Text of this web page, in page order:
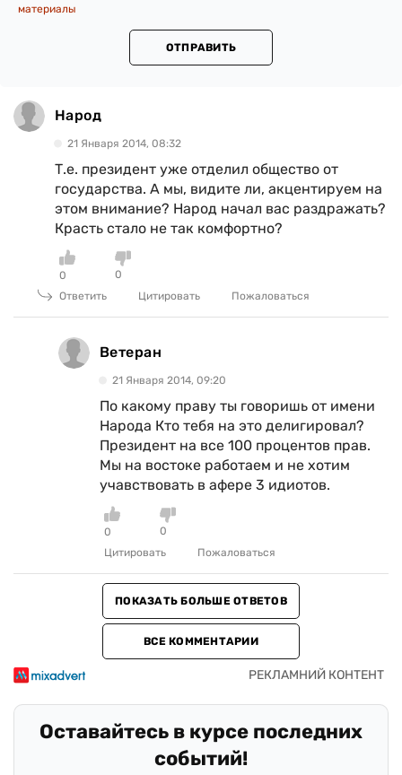
материалы
ОТПРАВИТЬ
Народ
21 Января 2014, 08:32
Т.е. президент уже отделил общество от
государства. А мы, видите ли, акцентируем на
этом внимание? Народ начал вас раздражать?
Красть стало не так комфортно?
0
0
Ответить
Цитировать Пожаловаться
Ветеран
21 Января 2014, 09:20
По какому праву ты говоришь от имени
Народа Кто тебя на это делигировал?
Президент на все 100 процентов прав.
Мы на востоке работаем и не хотим
учавствовать в афере 3 идиотов.
0
0
Цитировать
Пожаловаться
ПОКАЗАТЬ БОЛЬШЕ ОТВЕТОВ
ВСЕ КОММЕНТАРИИ
Оставайтесь в курсе последних
событий!